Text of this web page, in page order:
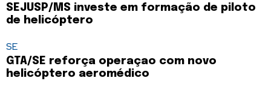
SEJUSP/MS investe em formação de piloto
de helicóptero
SE
GTA/SE reforça operaçao com novo
helicóptero aeromédico